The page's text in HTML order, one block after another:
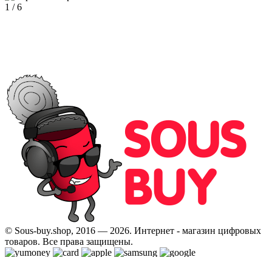
1 /6
© Sous-buy.shop, 2016 — 2026. Интернет - магазин цифровых
товаров. Все права защищены.